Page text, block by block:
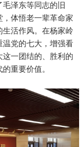
泽东等同志的旧
，体悟老一辈革命家
活作风。在杨家岭
温党的七大，增强看
一团结的、胜利的
重要价值。